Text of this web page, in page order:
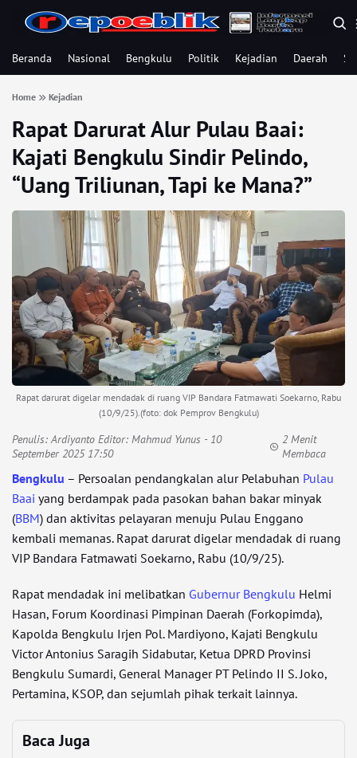
Beranda Nasional Bengkulu Politik Kejadian Daerah
Home Kejadian
Rapat Darurat Alur Pulau Baai:
Kajati Bengkulu Sindir Pelindo,
“Uang Triliunan, Tapi ke Mana?”
Rapat darurat digelar mendadak di ruang VIP Bandara Fatmawati Soekarno, Rabu
(10/9/25).(foto: dok Pemprov Bengkulu)
Penulis:Ardiyanto Editor: Mahmud Yunus - 10
September 2025 17:50
2 Menit
Membaca
Bengkulu – Persoalan pendangkalan alur Pelabuhan Pulau
Baai yang berdampak pada pasokan bahan bakar minyak
(BBM) dan aktivitas pelayaran menuju Pulau Enggano
kembali memanas. Rapat darurat digelar mendadak di ruang
VIP Bandara Fatmawati Soekarno, Rabu (10/9/25).
Rapat mendadak ini melibatkan Gubernur Bengkulu Helmi
Hasan, Forum Koordinasi Pimpinan Daerah (Forkopimda),
Kapolda Bengkulu Irjen Pol. Mardiyono, Kajati Bengkulu
Victor Antonius Saragih Sidabutar, Ketua DPRD Provinsi
Bengkulu Sumardi, General Manager PT Pelindo II S. Joko,
Pertamina, KSOP, dan sejumlah pihak terkait lainnya.
Baca Juga